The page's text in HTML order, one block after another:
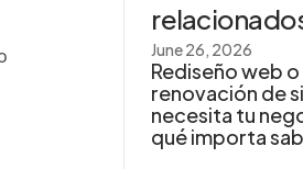
June 26, 2026
Rediseño web o
renovación de
necesita tu
qué importa